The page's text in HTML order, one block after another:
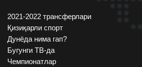
2021-2022 трансферлари
Қизиқарли спорт
Дунёда нима гап?
Бугунги ТВ-да
Чемпионатлар